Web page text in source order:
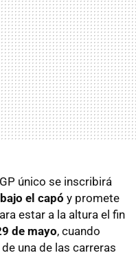
único se inscribirá
el capó y promete
estar a la altura el fin
de mayo, cuando
una de las carreras